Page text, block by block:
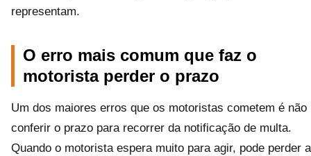
representam.
O erro mais comum que faz o
motorista perder o prazo
Um dos maiores erros que os motoristas cometem é não
conferir o prazo para recorrer da notificação de multa.
Quando o motorista espera muito para agir, pode perder a